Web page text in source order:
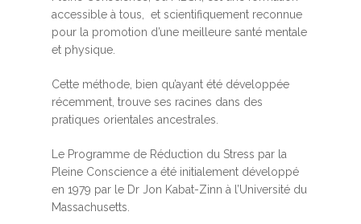
accessible à tous, et scientifiquement reconnue
pour la promotion d’une meilleure santé mentale
et physique.
Cette méthode, bien qu’ayant été développée
récemment, trouve ses racines dans des
pratiques orientales ancestrales.
Le Programme de Réduction du Stress par la
Pleine Conscience a été initialement développé
en 1979 par le Dr Jon Kabat-Zinn à l’Université du
Massachusetts.